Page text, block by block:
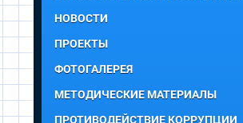
НОВОСТИ
ПРОЕКТЫ
ФОТОГАЛЕРЕЯ
МЕТОДИЧЕСКИЕ МАТЕРИАЛЫ
ПРОТИВОДЕЙСТВИЕ КОРРУПЦИИ